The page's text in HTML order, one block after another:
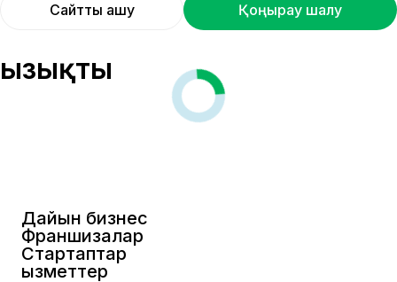
Қоңырау шалу
Сайтты ашу
Қызықты
Дайын бизнес
Франшизалар
Стартаптар
Қызметтер